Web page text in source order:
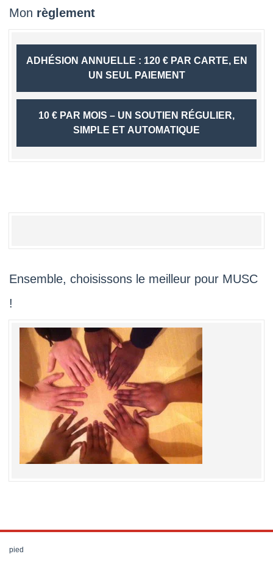
Mon règlement
ADHÉSION ANNUELLE : 120 € PAR CARTE, EN
UN SEUL PAIEMENT
10 € PAR MOIS – UN SOUTIEN RÉGULIER,
SIMPLE ET AUTOMATIQUE
Ensemble, choisissons le meilleur pour MUSC
!
pied